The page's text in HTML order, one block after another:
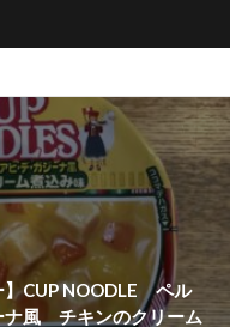
】CUP NOODLE ペル
ナ風 チキンのクリーム